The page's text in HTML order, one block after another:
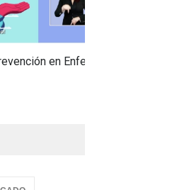
en Enfermedades